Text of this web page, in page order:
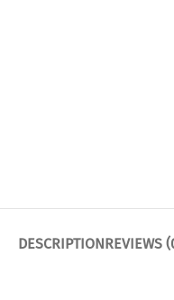
DESCRIPTIONREVIEWS